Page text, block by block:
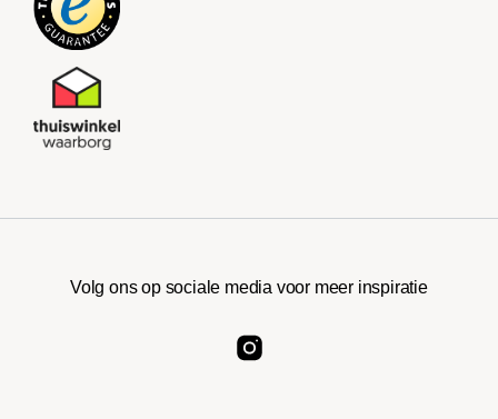
Volg ons op sociale media voor meer inspiratie